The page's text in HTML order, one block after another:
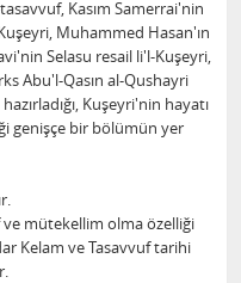
Kasım Samerrai'nin
Muhammed Hasan'ın
Selasu resail li'l-Kuşeyri,
Abu'l-Qasın al-Qushayri
Kuşeyri'nin hayatı
genişçe bir bölümün yer
mütekellim olma özelliği
Kelam ve Tasavvuf tarihi